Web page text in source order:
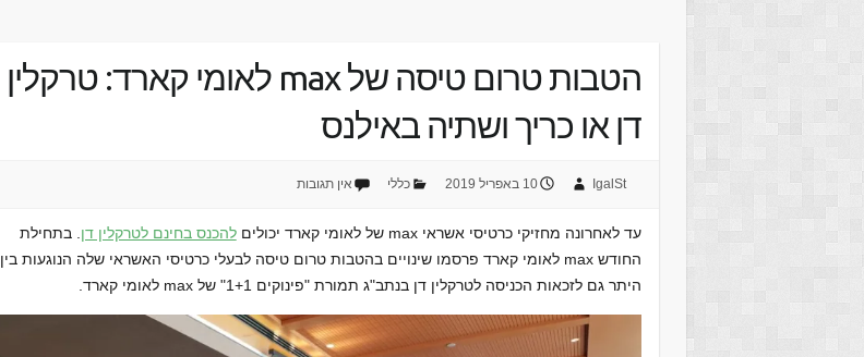
הטבות טרום טיסה של max לאומי קארד: טרקלין
דן או כריך ושתיה באילנס
IgalSt 10 באפריל 2019 כללי אין תגובות
עד לאחרונה מחזיקי כרטיסי אשראי max של לאומי קארד יכולים להכנס בחינם לטרקלין דן . בתחילת
החודש max לאומי קארד פרסמו שינויים בהטבות טרום טיסה לבעלי כרטיסי האשראי שלה הנוגעות בין
היתר גם לזכאות הכניסה לטרקלין דן בנתב"ג תמורת "פינוקים 1+1" של max לאומי קארד.